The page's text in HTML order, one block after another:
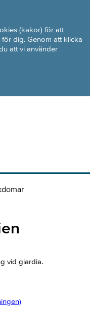
(kakor) för att
dig. Genom att klicka
att vi använder
vid giardia.